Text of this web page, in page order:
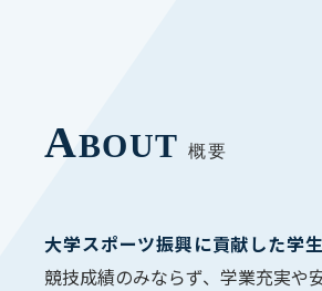
ABOUT概要
大学スポーツ振興に貢献した学
競技成績のみならず、学業充実や